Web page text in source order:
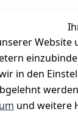
in den
und weitere